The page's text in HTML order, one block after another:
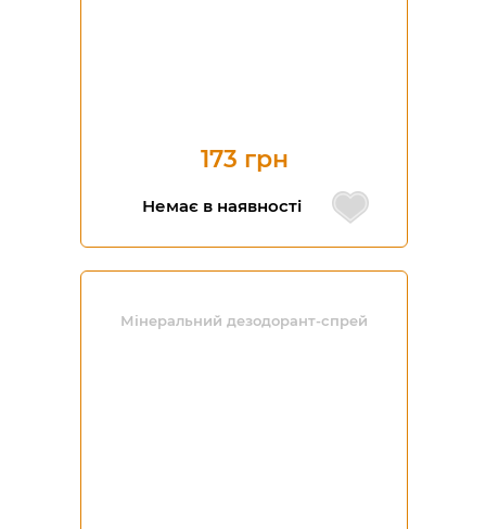
173 грн
Немає в наявності
Мінеральний дезодорант-спрей